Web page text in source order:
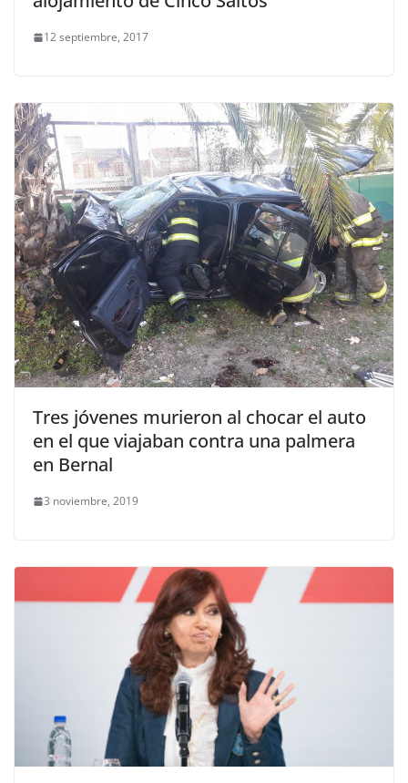
12 septiembre, 2017
Tres jóvenes murieron al chocar el auto
en el que viajaban contra una palmera
en Bernal
3 noviembre, 2019